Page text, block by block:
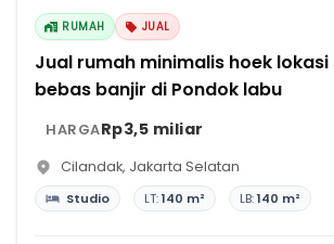
RUMAH JUAL
Jual rumah minimalis hoek
bebas banjir di Pondok labu
HARGARp3,5 miliar
Cilandak, Jakarta Selatan
Studio LT:140 m² LB:140 m²